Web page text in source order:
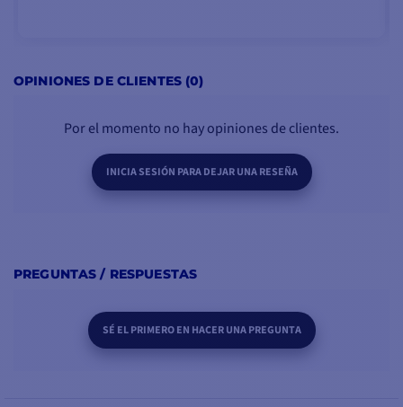
OPINIONES DE CLIENTES (0)
Por el momento no hay opiniones de clientes.
INICIA SESIÓN PARA DEJAR UNA RESEÑA
PREGUNTAS / RESPUESTAS
SÉ EL PRIMERO EN HACER UNA PREGUNTA